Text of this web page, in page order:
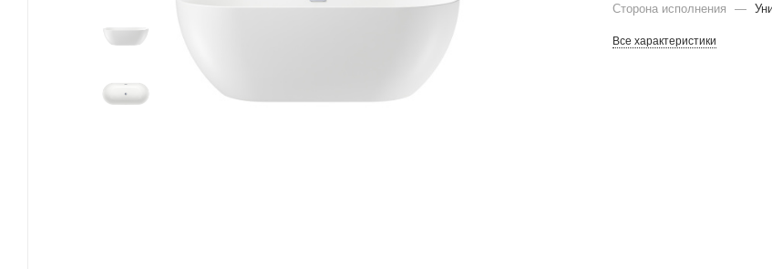
Сторона исполнения
—
Все характеристики